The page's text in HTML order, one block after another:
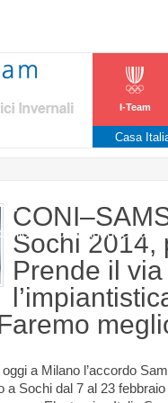
per offrire una
cliccando qualunque suo
I-Team
Casa
Sochi 2014,
Prende il via
oggi a Milano l’accordo
a Sochi dal 7 al 23